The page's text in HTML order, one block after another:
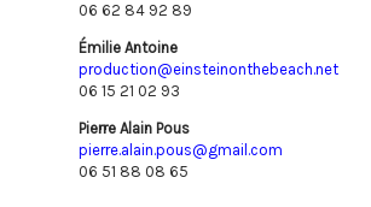
06 62 84 92 89
Émilie Antoine
production@einsteinonthebeach.net
06 15 21 02 93
Pierre Alain Pous
pierre.alain.pous@gmail.com
06 51 88 08 65